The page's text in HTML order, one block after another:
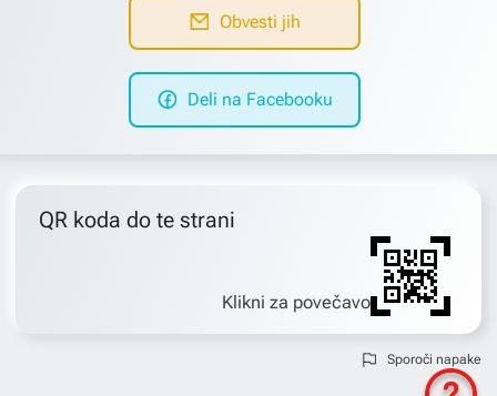
Obvesti jih
Deli na Facebooku
QR koda do te strani
Klikni za povečavo
Sporoči napake